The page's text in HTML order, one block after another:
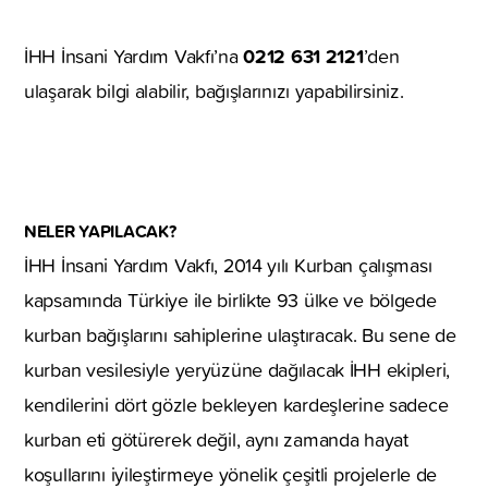
İHH İnsani Yardım Vakfı’na0212 631 2121’den
ulaşarak bilgi alabilir, bağışlarınızı yapabilirsiniz.
NELER YAPILACAK?
İHH İnsani Yardım Vakfı, 2014 yılı Kurban çalışması
kapsamında Türkiye ile birlikte 93 ülke ve bölgede
kurban bağışlarını sahiplerine ulaştıracak. Bu sene de
kurban vesilesiyle yeryüzüne dağılacak İHH ekipleri,
kendilerini dört gözle bekleyen kardeşlerine sadece
kurban eti götürerek değil, aynı zamanda hayat
koşullarını iyileştirmeye yönelik çeşitli projelerle de